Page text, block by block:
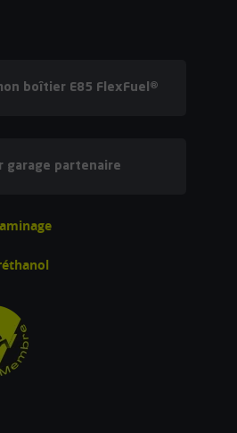
boîtier E85 FlexFuel®
garage partenaire